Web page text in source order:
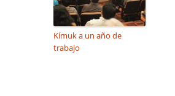
Kímuk a un año de
trabajo